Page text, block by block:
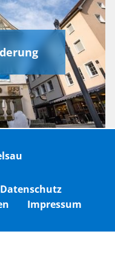
Datenschutz
Impressum